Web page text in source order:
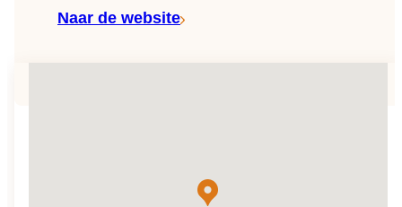
Gio Goes Green
Naar de website